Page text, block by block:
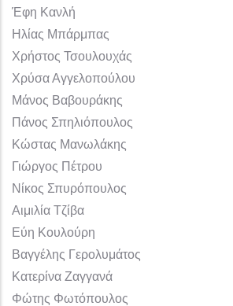
Έφη Κανλή
Ηλίας Μπάρμπας
Χρήστος Τσουλουχάς
Χρύσα Αγγελοπούλου
Μάνος Βαβουράκης
Πάνος Σπηλιόπουλος
Κώστας Μανωλάκης
Γιώργος Πέτρου
Νίκος Σπυρόπουλος
Αιμιλία Τζίβα
Εύη Κουλούρη
Βαγγέλης Γερολυμάτος
Κατερίνα Ζαγγανά
Φώτης Φωτόπουλος